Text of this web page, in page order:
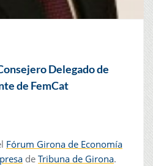
Delegado de
de FemCat
Fórum Girona de Economía
de Tribuna de Girona.